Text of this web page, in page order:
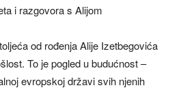
i razgovora s Alijom
od rođenja Alije Izetbegovića
To je pogled u budućnost –
evropskoj državi svih njenih